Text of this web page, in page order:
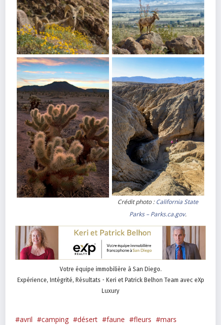
Crédit photo :California State
Parks – Parks.ca.gov.
Votre équipe immobilière à San Diego.
Expérience, Intégrité, Résultats - Keri et Patrick Belhon Team avec eXp
Luxury
avril camping désert faune fleurs
mars